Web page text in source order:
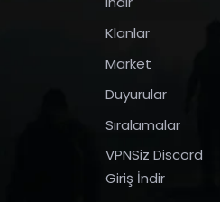
Klanlar
Market
Duyurular
Sıralamalar
VPNSiz Discord
Giriş İndir